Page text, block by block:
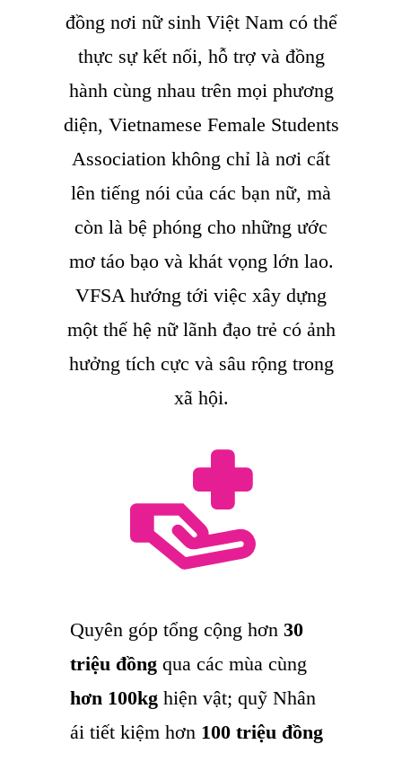
đồng nơi nữ sinh Việt Nam có thể
thực sự kết nối, hỗ trợ và đồng
hành cùng nhau trên mọi phương
diện, Vietnamese Female Students
Association không chỉ là nơi cất
lên tiếng nói của các bạn nữ, mà
còn là bệ phóng cho những ước
mơ táo bạo và khát vọng lớn lao.
VFSA hướng tới việc xây dựng
một thế hệ nữ lãnh đạo trẻ có ảnh
hưởng tích cực và sâu rộng trong
xã hội.
Quyên góp tổng cộng hơn 30
triệu đồng qua các mùa cùng
hơn 100kg hiện vật; quỹ Nhân
ái tiết kiệm hơn 100 triệu đồng